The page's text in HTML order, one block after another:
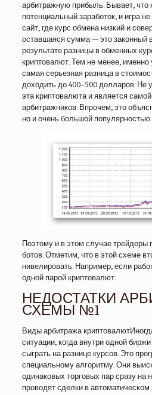
арбитражную прибыль. Бывает, что
потенциальный заработок, и игра
сайт, где курс обмена низкий и
оставшаяся сумма — это законный
результате разницы в обменных
криптовалют. Тем не менее, именно
самая серьезная разница в
доходить до 400–500 долларов. Не
эта криптовалюта и является
арбитражников. Впрочем, это
но и очень большой популярностью
Поэтому и в этом случае трейдеры
ботов. Отметим, что в этой схеме
нивелировать. Например, если
одной парой криптовалют.
НЕДОСТАТКИ
СХЕМЫ №1
Виды арбитража
ситуации, когда внутри одной
сыграть на разнице курсов. Это
специальному алгоритму. Они
одинаковых торговых пар сразу на
проводят сделки в автоматическом